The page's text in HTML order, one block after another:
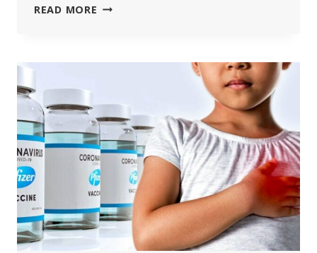
READ MORE “PORTA
ENFRENTA
A
OMS
COM
O
LANÇAMENTO
DE
UMA
NOVA